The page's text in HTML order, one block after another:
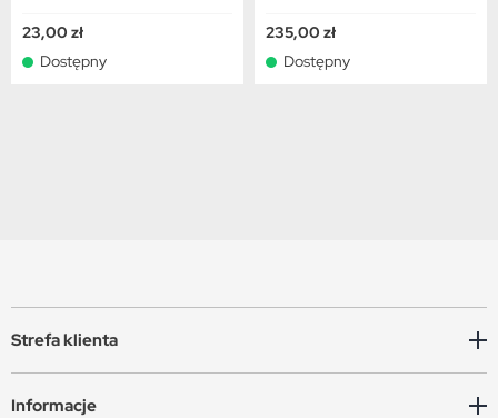
23,00 zł
Dostępny
235,00 zł
Dostępny
Strefa klienta
Informacje